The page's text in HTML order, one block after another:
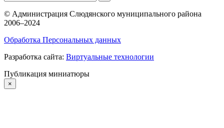
© Администрация Слюдянского муниципального района
2006–2024
Обработка Персональных данных
Разработка сайта: Виртуальные технологии
Публикация миниатюры
×